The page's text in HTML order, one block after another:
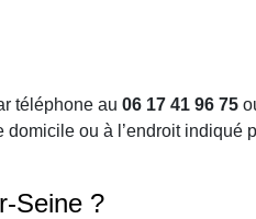
téléphone au 06 17 41 96 75
ou à l’endroit indiqué
Seine ?